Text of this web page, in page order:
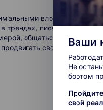
Вам не придется
потому что платформа
анализирует
знания на практике:
вложениями и
трендах, писать сценарии
общаться с
свой канал и
Ваши
Не
бортом
свой